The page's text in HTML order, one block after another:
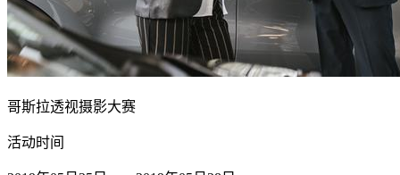
哥斯拉透视摄影大赛
活动时间